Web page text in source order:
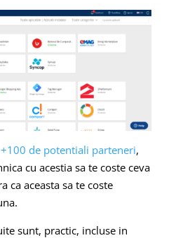
+100 de potentiali parteneri,
cu acestia sa te coste ceva
ca aceasta sa te coste
sunt, practic, incluse in